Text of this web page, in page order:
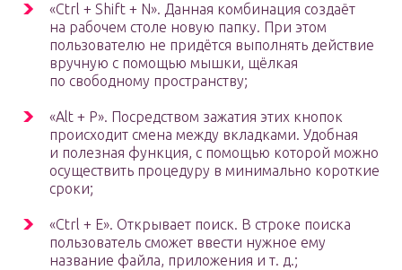
«Ctrl + Shift + N». Данная комбинация создаёт
на рабочем столе новую папку. При этом
пользователю не придётся выполнять действие
вручную с помощью мышки, щёлкая
по свободному пространству;
«Alt + P». Посредством зажатия этих кнопок
происходит смена между вкладками. Удобная
и полезная функция, с помощью которой можно
осуществить процедуру в минимально короткие
сроки;
«Ctrl + E». Открывает поиск. В строке поиска
пользователь сможет ввести нужное ему
название файла, приложения и т. д.;